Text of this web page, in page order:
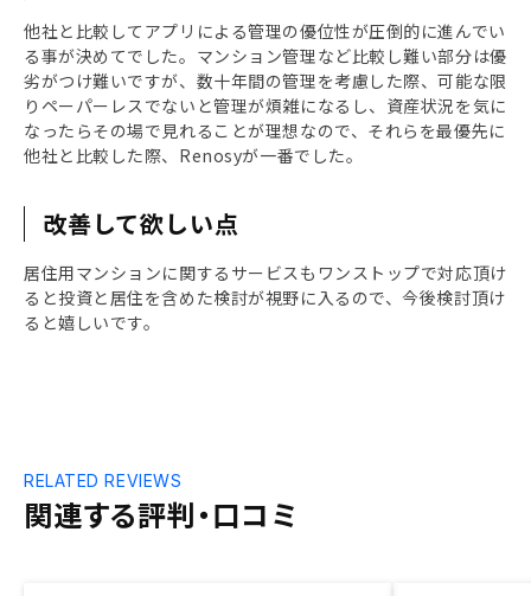
他社と比較してアプリによる管理の優位性が圧倒的に進んでい
る事が決めてでした。マンション管理など比較し難い部分は優
劣がつけ難いですが、数十年間の管理を考慮した際、可能な限
りペーパーレスでないと管理が煩雑になるし、資産状況を気に
なったらその場で見れることが理想なので、それらを最優先に
他社と比較した際、Renosyが一番でした。
改善して欲しい点
居住用マンションに関するサービスもワンストップで対応頂け
ると投資と居住を含めた検討が視野に入るので、今後検討頂け
ると嬉しいです。
関連する評判・口コミ
RELATED REVIEWS